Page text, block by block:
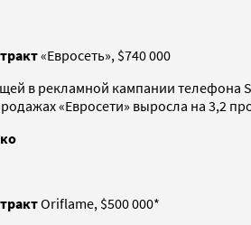
«Евросеть», $740 000
в рекламной кампании
«Евросети» выросла на 3,2
Oriflame, $500 000*